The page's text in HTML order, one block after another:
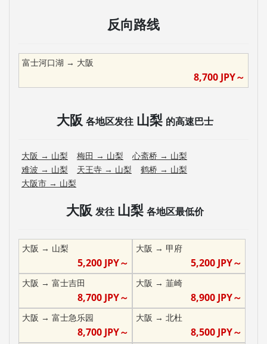
反向路线
富士河口湖 → 大阪
8,700 JPY～
大阪 各地区发往 山梨 的高速巴士
大阪 → 山梨 梅田 → 山梨 心斋桥 → 山梨
难波 → 山梨 天王寺 → 山梨 鹤桥 → 山梨
大阪市 → 山梨
大阪 发往 山梨 各地区最低价
大阪 → 山梨
5,200JPY～
大阪 → 甲府
5,200 JPY～
大阪 → 富士吉田
8,700JPY～
大阪 → 韮崎
8,900 JPY～
大阪 → 富士急乐园
8,700JPY～
大阪 → 北杜
8,500 JPY～